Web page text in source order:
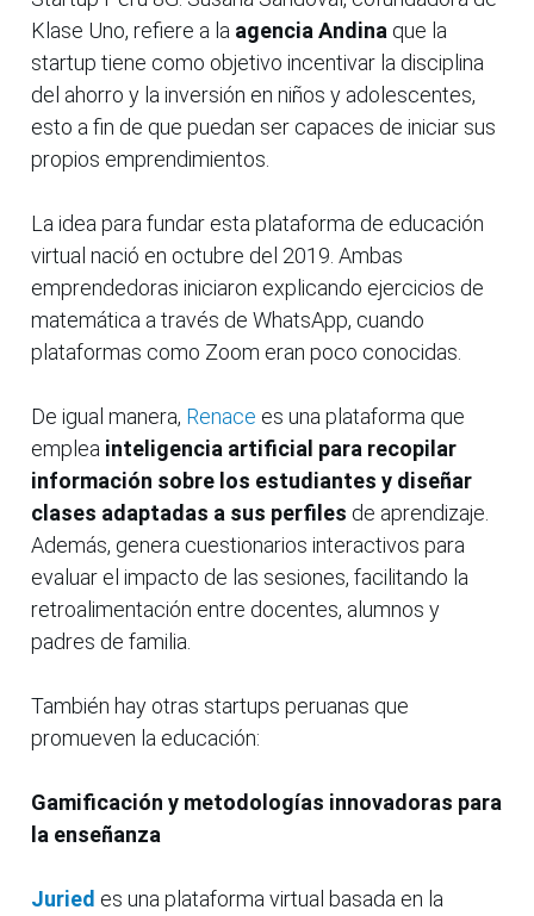
Klase Uno, refiere a la agencia Andina que la
startup tiene como objetivo incentivar la disciplina
del ahorro y la inversión en niños y adolescentes,
esto a fin de que puedan ser capaces de iniciar sus
propios emprendimientos.
La idea para fundar esta plataforma de educación
virtual nació en octubre del 2019. Ambas
emprendedoras iniciaron explicando ejercicios de
matemática a través de WhatsApp, cuando
plataformas como Zoom eran poco conocidas.
De igual manera, Renace es una plataforma que
emplea inteligencia artificial para recopilar
información sobre los estudiantes y diseñar
clases adaptadas a sus perfiles de aprendizaje.
Además, genera cuestionarios interactivos para
evaluar el impacto de las sesiones, facilitando la
retroalimentación entre docentes, alumnos y
padres de familia.
También hay otras startups peruanas que
promueven la educación:
Gamificación y metodologías innovadoras para
la enseñanza
Juried es una plataforma virtual basada en la